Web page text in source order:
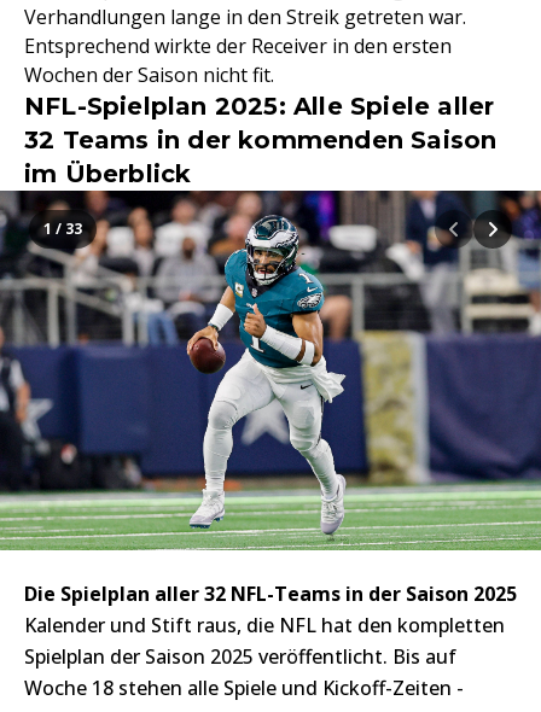
Verhandlungen lange in den Streik getreten war.
Entsprechend wirkte der Receiver in den ersten
Wochen der Saison nicht fit.
NFL-Spielplan 2025: Alle Spiele aller
32 Teams in der kommenden Saison
im Überblick
Die Spielplan aller 32 NFL-Teams in der Saison 2025
Kalender und Stift raus, die NFL hat den kompletten
Spielplan der Saison 2025 veröffentlicht. Bis auf
Woche 18 stehen alle Spiele und Kickoff-Zeiten -
1 / 33